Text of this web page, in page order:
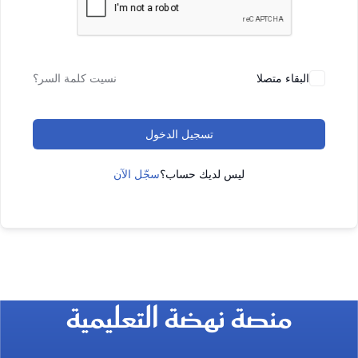
البقاء متصلا نسيت كلمة السر؟
تسجيل الدخول
ليس لديك حساب؟سجّل الآن
منصة نهضة التعليمية